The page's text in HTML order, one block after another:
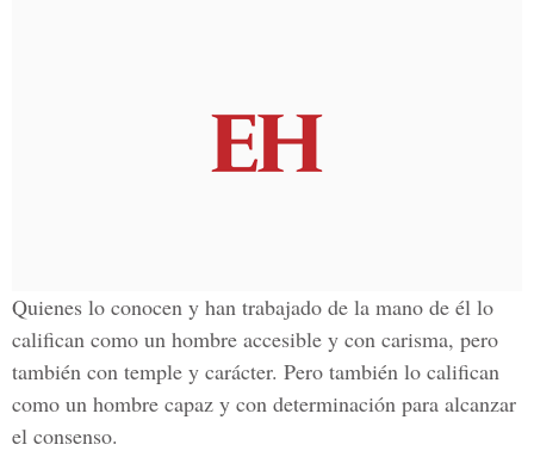
Quienes lo conocen y han trabajado de la mano de él lo
califican como un hombre accesible y con carisma, pero
también con temple y carácter. Pero también lo califican
como un hombre capaz y con determinación para alcanzar
el consenso.